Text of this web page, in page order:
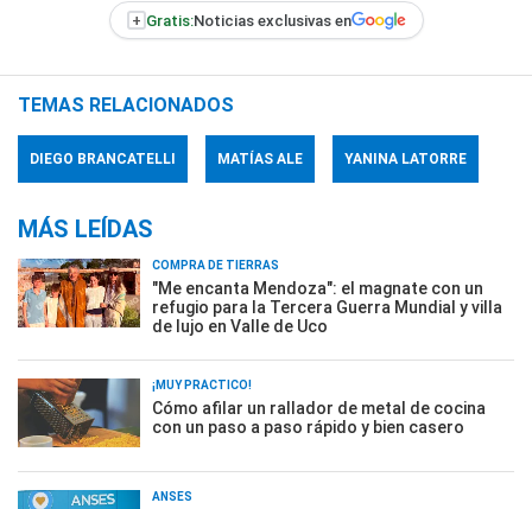
+ Gratis:Noticias exclusivas en
TEMAS RELACIONADOS
DIEGO BRANCATELLI MATÍAS ALE YANINA LATORRE
MÁS LEÍDAS
COMPRA DE TIERRAS
"Me encanta Mendoza": el magnate con un
refugio para la Tercera Guerra Mundial y villa
de lujo en Valle de Uco
¡MUY PRÁCTICO!
Cómo afilar un rallador de metal de cocina
con un paso a paso rápido y bien casero
ANSES